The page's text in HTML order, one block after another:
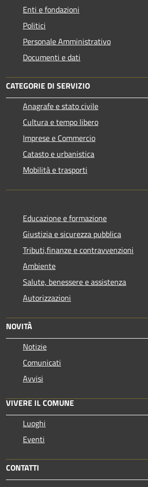
Enti e fondazioni
Politici
Personale Amministrativo
Documenti e dati
CATEGORIE DI SERVIZIO
Anagrafe e stato civile
Cultura e tempo libero
Imprese e Commercio
Catasto e urbanistica
Mobilità e trasporti
Educazione e formazione
Giustizia e sicurezza pubblica
Tributi,finanze e contravvenzioni
Ambiente
Salute, benessere e assistenza
Autorizzazioni
NOVITÀ
Notizie
Comunicati
Avvisi
VIVERE IL COMUNE
Luoghi
Eventi
CONTATTI